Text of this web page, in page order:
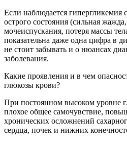
Если наблюдается гипергликемия
острого состояния (сильная
мочеиспускания, потеря массы
показательна даже одна цифра в
не стоит забывать и о нюансах
заболевания.
Какие проявления и в чем
глюкозы крови?
При постоянном высоком уровне
плохое общее самочувствие,
хронических осложнений
сердца, почек и нижних